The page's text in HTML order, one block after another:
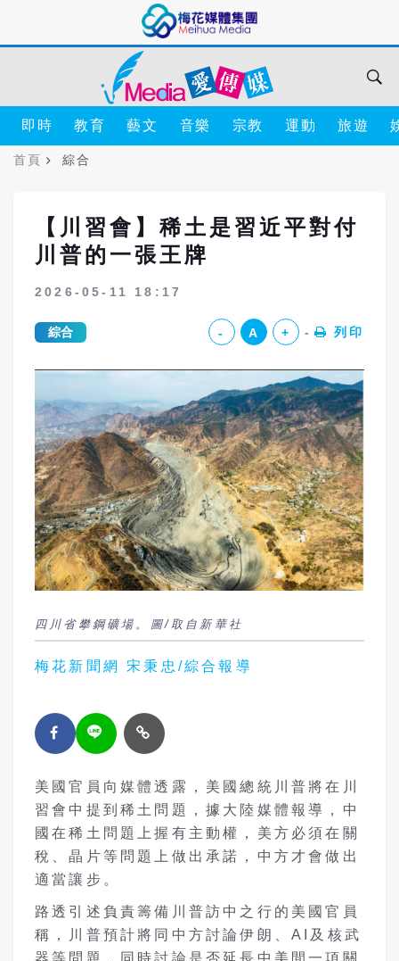
即時 教育 藝文 音樂 宗教 運動 旅遊
首頁 綜合
【川習會】稀土是習近平對付
川普的一張王牌
2026-05-11 18:17
綜合 - A + 列印
四川省攀鋼礦場。圖/取自新華社
梅花新聞網 宋秉忠/綜合報導
美國官員向媒體透露，美國總統川普將在川
習會中提到稀土問題，據大陸媒體報導，中
國在稀土問題上握有主動權，美方必須在關
稅、晶片等問題上做出承諾，中方才會做出
適當讓步。
路透引述負責籌備川普訪中之行的美國官員
稱，川普預計將同中方討論伊朗、 AI 及核武
器等問題，同時討論是否延長中美間一項關